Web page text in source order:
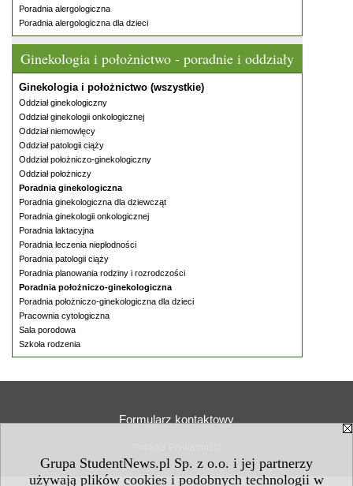
Grupa StudentNews.pl Sp. z o.o. i jej partnerzy
używają plików cookies i podobnych technologii w
Poradnia alergologiczna
Poradnia alergologiczna dla dzieci
Ginekologia i położnictwo - poradnie i oddziały
Ginekologia i położnictwo (wszystkie)
Oddział ginekologiczny
Oddział ginekologii onkologicznej
Oddział niemowlęcy
Oddział patologii ciąży
Oddział położniczo-ginekologiczny
Oddział położniczy
Poradnia ginekologiczna
Poradnia ginekologiczna dla dziewcząt
Poradnia ginekologii onkologicznej
Poradnia laktacyjna
Poradnia leczenia niepłodności
Poradnia patologii ciąży
Poradnia planowania rodziny i rozrodczości
Poradnia położniczo-ginekologiczna
Poradnia położniczo-ginekologiczna dla dzieci
Pracownia cytologiczna
Sala porodowa
Szkoła rodzenia
Formularz kontaktowy